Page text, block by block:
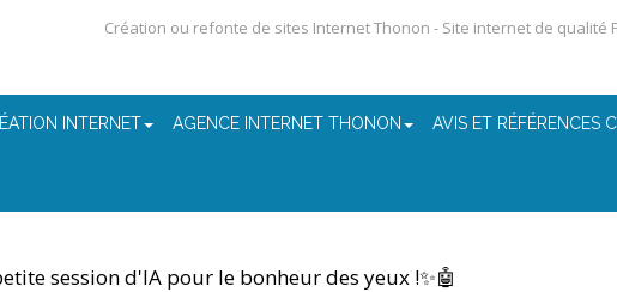
Création ou refonte de sites Internet Thonon - Site internet de qualité
INTERNET AGENCE INTERNET THONON AVIS ET RÉFÉRENCES
session d'IA pour le bonheur des yeux !✨🤖